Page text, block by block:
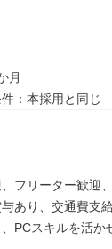
月
フリーター歓迎
あり、交通費支
PCスキルを活か